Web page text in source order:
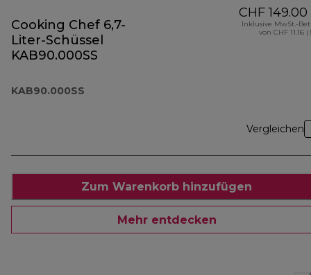
Cooking Chef 6,7-
Liter-Schüssel
KAB90.000SS
KAB90.000SS
CHF 149.00
Inklusive MwSt.-
von CHF 11.16 (
Vergleichen
Zum Warenkorb hinzufügen
Mehr entdecken